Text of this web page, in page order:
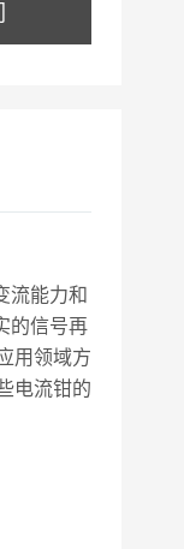
流能力和
的信号再
用领域方
电流钳的